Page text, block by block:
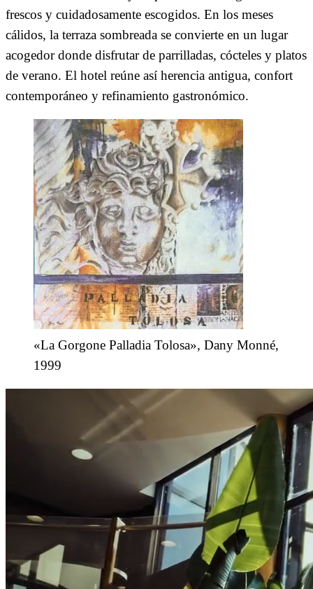
frescos y cuidadosamente escogidos. En los meses
cálidos, la terraza sombreada se convierte en un lugar
acogedor donde disfrutar de parrilladas, cócteles y platos
de verano. El hotel reúne así herencia antigua, confort
contemporáneo y refinamiento gastronómico.
«La Gorgone Palladia Tolosa», Dany Monné,
1999